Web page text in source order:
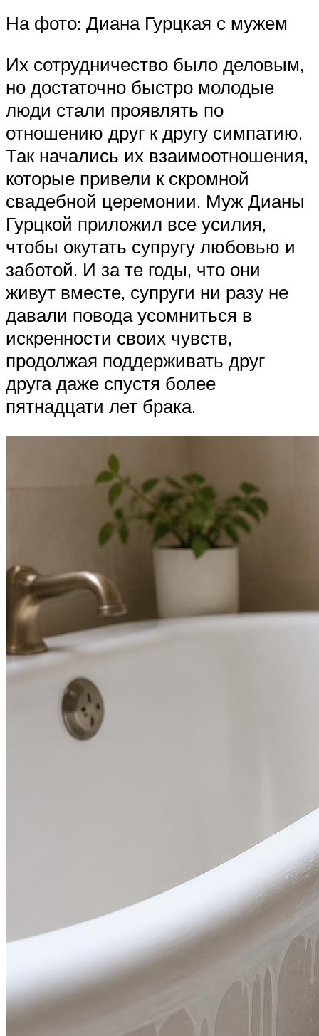
На фото: Диана Гурцкая с мужем
Их сотрудничество было деловым,
но достаточно быстро молодые
люди стали проявлять по
отношению друг к другу симпатию.
Так начались их взаимоотношения,
которые привели к скромной
свадебной церемонии. Муж Дианы
Гурцкой приложил все усилия,
чтобы окутать супругу любовью и
заботой. И за те годы, что они
живут вместе, супруги ни разу не
давали повода усомниться в
искренности своих чувств,
продолжая поддерживать друг
друга даже спустя более
пятнадцати лет брака.